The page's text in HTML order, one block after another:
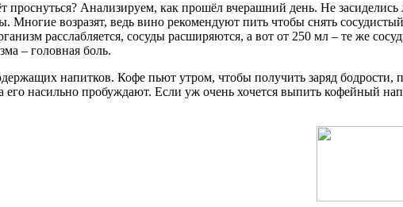
проснуться? Анализируем, как прошёл вчерашний день. Не
Многие возразят, ведь вино рекомендуют пить чтобы снять
расслабляется, сосуды расширяются, а вот от 250 мл – те же
– головная боль.
напитков. Кофе пьют утром, чтобы получить заряд
насильно пробуждают. Если уж очень хочется выпить кофейный